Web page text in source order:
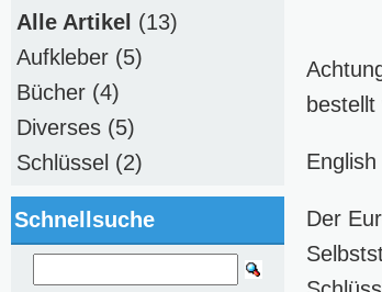
bestellt
Der
Alle Artikel (13)
Aufkleber (5)
Bücher (4)
Diverses (5)
Schlüssel (2)
Schnellsuche